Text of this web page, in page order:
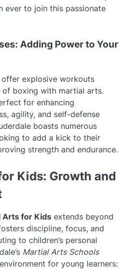
ever to join this passionate
Adding Power to Your
offer explosive workouts
of boxing with martial arts.
for enhancing
agility, and self-defense
boasts numerous
to add a kick to their
strength and endurance.
Kids: Growth and
Arts for Kids extends beyond
discipline, focus, and
to children’s personal
Martial Arts Schools
for young learners: